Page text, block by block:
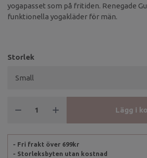
yogapasset som på fritiden. Renegade
funktionella yogakläder för män.
Storlek
Lägg i
- Fri frakt över 699kr
- Storleksbyten utan kostnad